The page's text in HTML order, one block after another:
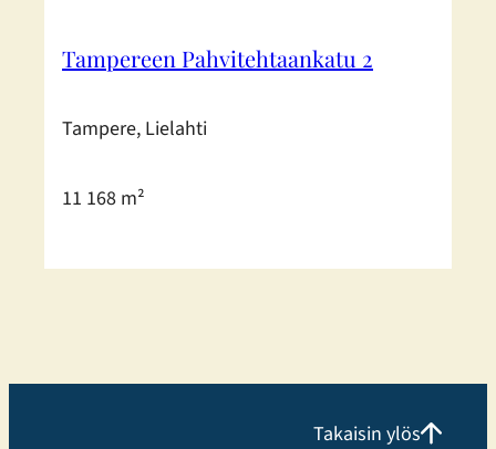
Tampereen Pahvitehtaankatu 2
Tampere, Lielahti
11 168 m²
Takaisin ylös